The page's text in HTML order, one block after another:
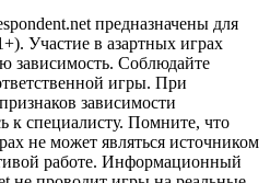
предназначены для
Участие в азартных играх
зависимость. Соблюдайте
игры. При
зависимости
к специалисту. Помните, что
не может являться источником
работе. Информационный